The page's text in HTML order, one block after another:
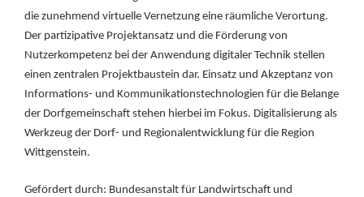
die zunehmend virtuelle Vernetzung eine räumliche Verortung.
Der partizipative Projektansatz und die Förderung von
Nutzerkompetenz bei der Anwendung digitaler Technik stellen
einen zentralen Projektbaustein dar. Einsatz und Akzeptanz von
Informations- und Kommunikationstechnologien für die Belange
der Dorfgemeinschaft stehen hierbei im Fokus. Digitalisierung als
Werkzeug der Dorf- und Regionalentwicklung für die Region
Wittgenstein.
Gefördert durch: Bundesanstalt für Landwirtschaft und